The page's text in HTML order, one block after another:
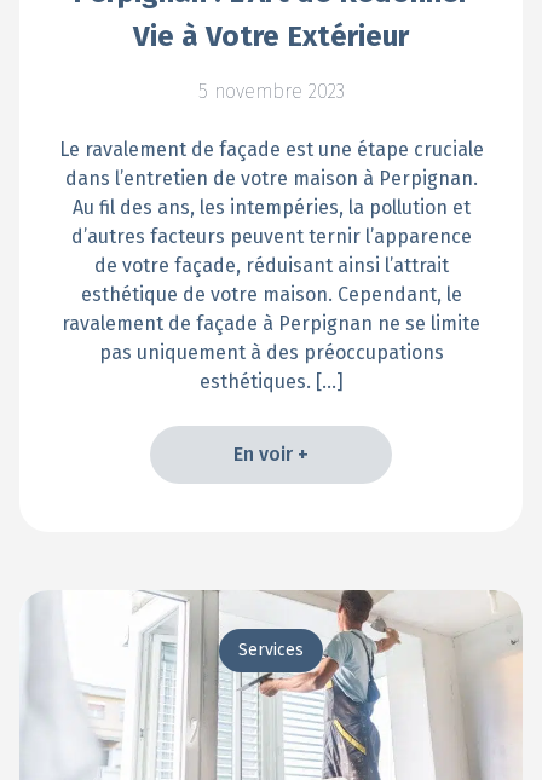
Vie à Votre Extérieur
5 novembre 2023
Le ravalement de façade est une étape cruciale
dans l’entretien de votre maison à Perpignan.
Au fil des ans, les intempéries, la pollution et
d’autres facteurs peuvent ternir l’apparence
de votre façade, réduisant ainsi l’attrait
esthétique de votre maison. Cependant, le
ravalement de façade à Perpignan ne se limite
pas uniquement à des préoccupations
esthétiques. […]
En voir +
Services